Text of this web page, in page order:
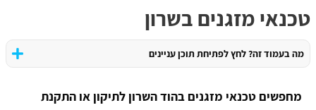
טכנאי מזגנים בשרון
מה בעמוד זה? לחץ לפתיחת תוכן עניינים
מחפשים טכנאי מזגנים בהוד השרון לתיקון או התקנת